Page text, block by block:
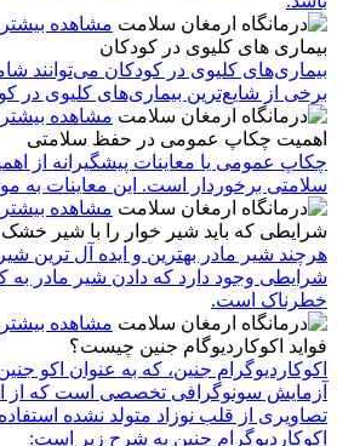
مشاهده بیشتر
بیماری های کلیوی در کودکان
بیماری‌های کلیوی در کودکان می‌توانند
برخی از شایع‌ترین بیماری‌های کلیوی در
مشاهده بیشتر
اهمیت چکاپ عمومی در حفظ سلامتی
چکاپ عمومی یا معاینات پیشگیرانه از
سلامتی برخوردار است. این معاینات به
مشاهده بیشتر
شرایطی که باید شیر خوار را با شیر خشک
هرچند شیر مادر بهترین و ایده آل ترین
شرایطی وجود دارد که دادن شیر مادر به
خطرناک است.
مشاهده بیشتر
فواید اکوکاردیوگام جنین چیست؟
اکوکاردیوگرام جنین، که به عنوان اکو
آزمایش سونوگرافی تخصصی است که از
تصاویری از قلب نوزاد متولد نشده
اکوکاردیوگرام جنین به شرح زیر است: